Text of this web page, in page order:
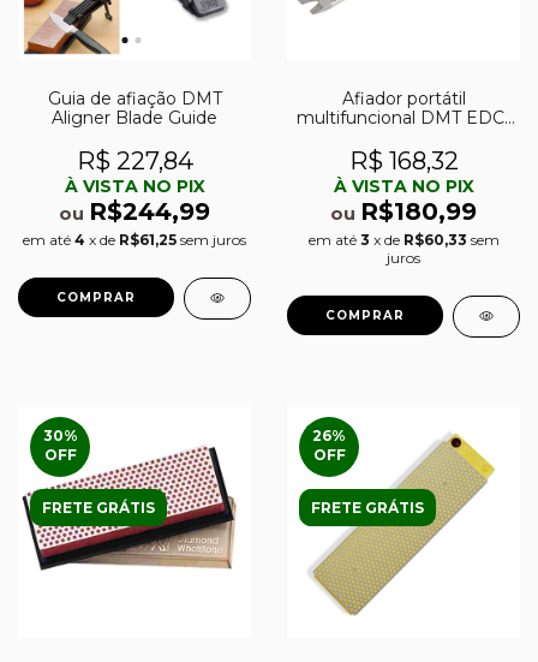
Guia de afiação DMT
Aligner Blade Guide
R$ 227,84
À VISTA NO PIX
ou R$244,99
em até 4 x de R$61,25 sem juros
Afiador portátil
multifuncional DMT EDC-
R$ 168,32
À VISTA NO PIX
ou R$180,99
em até 3 x de R$60,33 sem
juros
30%
OFF
FRETE GRÁTIS
26%
OFF
FRETE GRÁTIS